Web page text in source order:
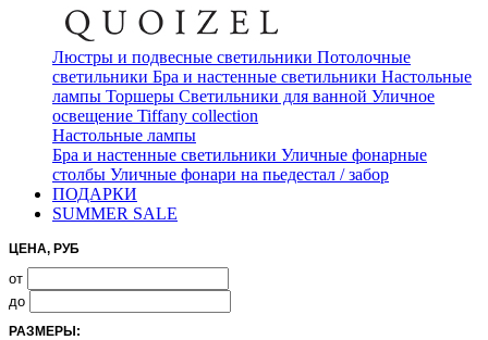
Люстры и подвесные светильники Потолочные
светильники Бра и настенные светильники Настольные
лампы Торшеры Светильники для ванной Уличное
освещение Tiffany collection
Настольные лампы
Бра и настенные светильники Уличные фонарные
столбы Уличные фонари на пьедестал / забор
ПОДАРКИ
SUMMER SALE
ЦЕНА, РУБ
от
до
РАЗМЕРЫ: